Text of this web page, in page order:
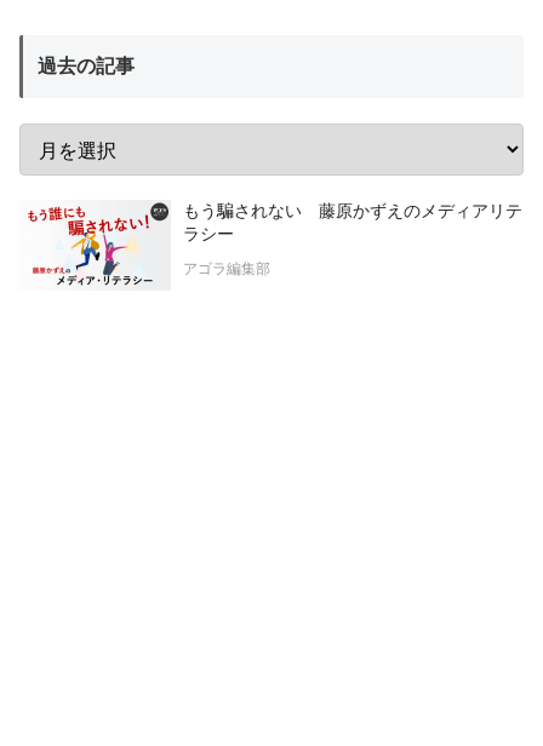
過去の記事
もう騙されない 藤原かずえのメディアリテ
ラシー
アゴラ編集部